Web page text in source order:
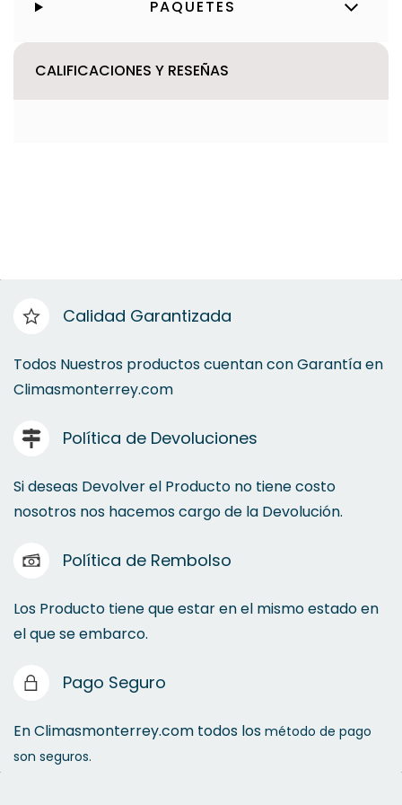
PAQUETES
CALIFICACIONES Y RESEÑAS
Calidad Garantizada
Todos Nuestros productos cuentan con Garantía en
Climasmonterrey.com
Política de Devoluciones
Si deseas Devolver el Producto no tiene costo
nosotros nos hacemos cargo de la Devolución.
Política de Rembolso
Los Producto tiene que estar en el mismo estado en
el que se embarco.
Pago Seguro
En Climasmonterrey.com todos los método de pago
son seguros.